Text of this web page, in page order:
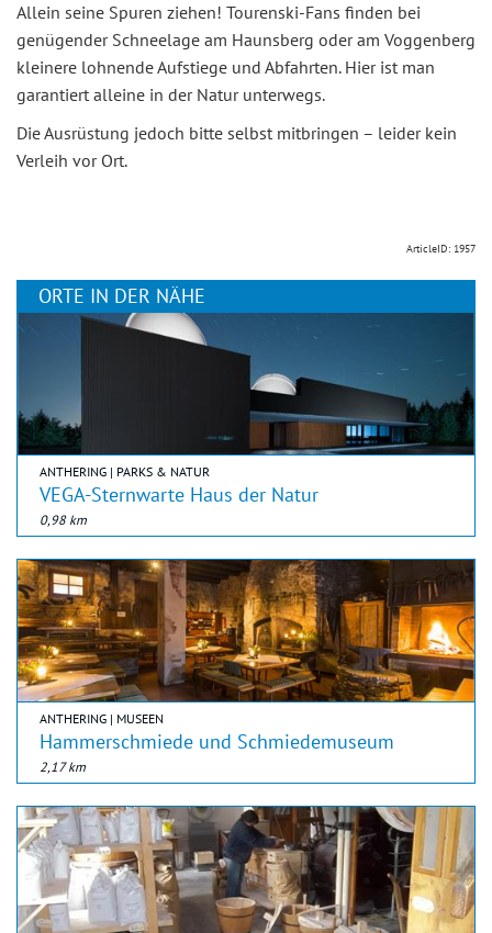
Allein seine Spuren ziehen! Tourenski-Fans finden bei
genügender Schneelage am Haunsberg oder am Voggenberg
kleinere lohnende Aufstiege und Abfahrten. Hier ist man
garantiert alleine in der Natur unterwegs.
Die Ausrüstung jedoch bitte selbst mitbringen – leider kein
Verleih vor Ort.
ArticleID: 1957
ORTE IN DER NÄHE
ANTHERING | PARKS & NATUR
VEGA-Sternwarte Haus der Natur
0,98 km
ANTHERING | MUSEEN
Hammerschmiede und Schmiedemuseum
2,17 km